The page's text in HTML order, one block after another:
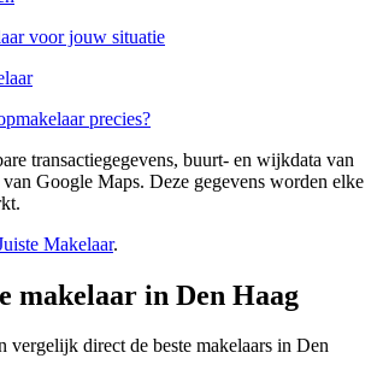
voor jouw situatie
precies?
transactiegegevens, buurt- en wijkdata van
Google Maps. Deze gegevens worden elke
Makelaar.
makelaar in Den Haag
vergelijk direct de beste makelaars in Den